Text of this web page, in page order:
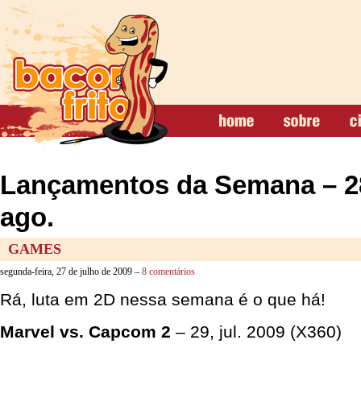
Lançamentos da Semana –
ago.
GAMES
segunda-feira, 27 de julho de 2009 – 8 comentários
Rá, luta em 2D nessa semana é o que há!
Marvel vs. Capcom 2 – 29, jul. 2009 (X360)